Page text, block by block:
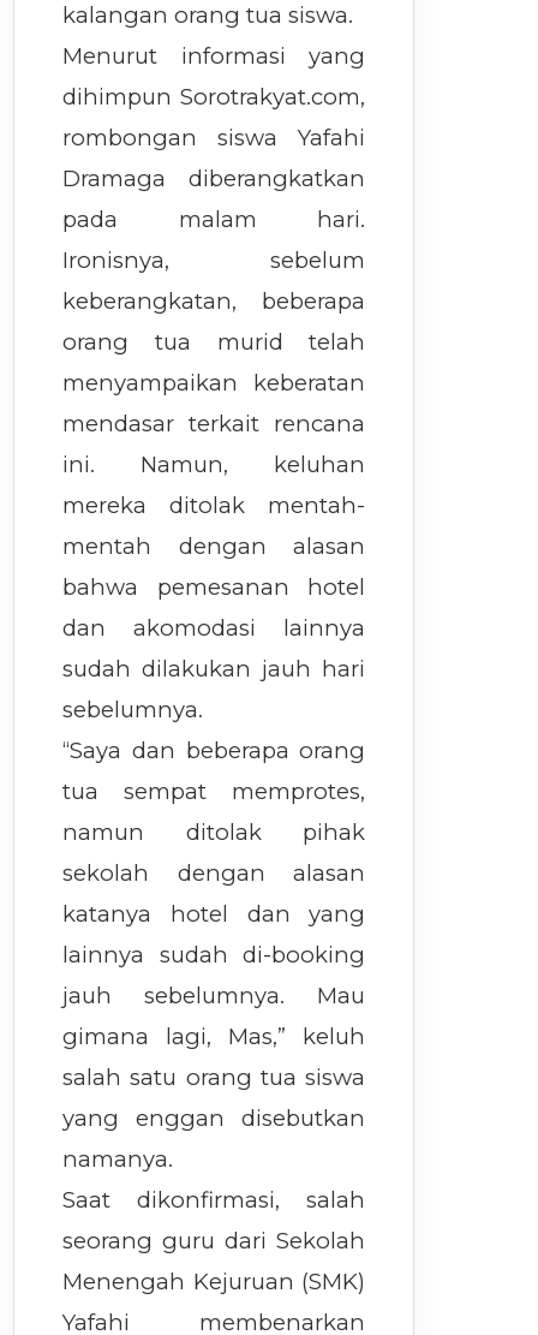
kalangan orang tua siswa.
Menurut informasi yang
dihimpun Sorotrakyat.com,
rombongan siswa Yafahi
Dramaga diberangkatkan
pada malam hari.
Ironisnya, sebelum
keberangkatan, beberapa
orang tua murid telah
menyampaikan keberatan
mendasar terkait rencana
ini. Namun, keluhan
mereka ditolak mentah-
mentah dengan alasan
bahwa pemesanan hotel
dan akomodasi lainnya
sudah dilakukan jauh hari
sebelumnya.
“Saya dan beberapa orang
tua sempat memprotes,
namun ditolak pihak
sekolah dengan alasan
katanya hotel dan yang
lainnya sudah di-booking
jauh sebelumnya. Mau
gimana lagi, Mas,” keluh
salah satu orang tua siswa
yang enggan disebutkan
namanya.
Saat dikonfirmasi, salah
seorang guru dari Sekolah
Menengah Kejuruan (SMK)
Yafahi membenarkan